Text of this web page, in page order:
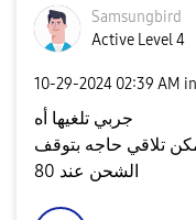
Samsungbird
Active Level 4
‎10-29-2024 02:39 AM in
جربي تلغيها أه
تلاقي حاجه بتوقف
الشحن عند 80